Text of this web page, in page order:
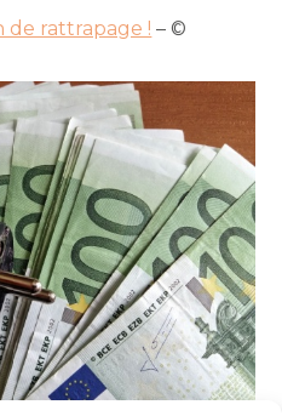
de rattrapage ! – ©